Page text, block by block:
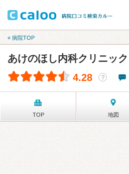
« 病院TOP
あけのほし内科クリニック
4.28 ？
TOP 地図